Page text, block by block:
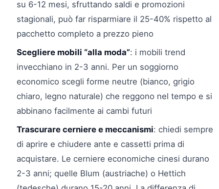
su 6-12 mesi, sfruttando saldi e promozioni
stagionali, può far risparmiare il 25-40% rispetto al
pacchetto completo a prezzo pieno
Scegliere mobili “alla moda”: i mobili trend
invecchiano in 2-3 anni. Per un soggiorno
economico scegli forme neutre (bianco, grigio
chiaro, legno naturale) che reggono nel tempo e si
abbinano facilmente ai cambi futuri
Trascurare cerniere e meccanismi: chiedi sempre
di aprire e chiudere ante e cassetti prima di
acquistare. Le cerniere economiche cinesi durano
2-3 anni; quelle Blum (austriache) o Hettich